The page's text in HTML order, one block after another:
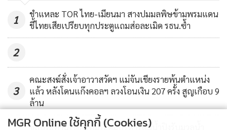
1
ชำแหละ TOR ไทย-เมียนมา สางปมมลพิษข้ามพรมแดน
ชี้ไทยเสียเปรียบทุกประตูแถมส่อละเมิด รธน.ซ้ำ
2
3
คณะสงฆ์สั่งเจ้าอาวาสวัดฯ แม่จันเชียงรายพ้นตำแหน่ง
แล้ว หลังโดนแก๊งคอลฯ ลวงโอนเงิน 207 ครั้ง สูญเกือบ 9
ล้าน
ชลประทานเชียงใหม่ระดมบริหารแม่น้ำปิงรับมวลน้ำ
MGR Online ใช้คุกกี้ (Cookies)